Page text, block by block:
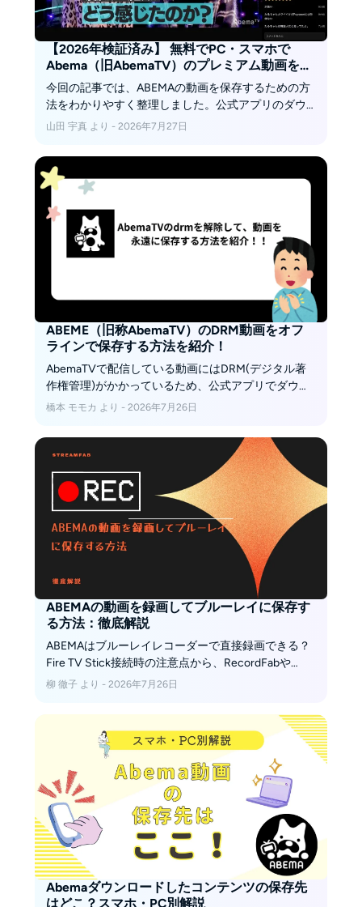
【2026年検証済み】 無料でPC・スマホで
Abema（旧AbemaTV）のプレミアム動画をダ
ウンロードする方法！無料のytーdlpも詳細手
順つき！
今回の記事では、ABEMAの動画を保存するための方
法をわかりやすく整理しました。公式アプリのダウ
ンロード機能から、無料で使えるフリーソフト、そ
特徴や注意点を客観的にまとめています。自分に合
った方法を知りたい方は、ぜひ参考にしてくださ
い。
山田 宇真 より - 2026年7月27日
ABEME（旧称AbemaTV）のDRM動画をオフ
ラインで保存する方法を紹介！
AbemaTVで配信している動画にはDRM(デジタル著
作権管理)がかかっているため、公式アプリでダウン
ロードした動画でも専用のプレーヤーでしか再生で
限、対象外作品、視聴期限を確認し、ABEMA動画を
PCへMP4形式で保存してオフライン視聴する方法も
紹介します。
橋本 モモカ より - 2026年7月26日
ABEMAの動画を録画してブルーレイに保存す
る方法：徹底解説
ABEMAはブルーレイレコーダーで直接録画できる？
Fire TV Stick接続時の注意点から、RecordFabや
StreamFabで動画をPCに保存し、DVDFabでBDへ書
柳 徹子 より - 2026年7月26日
Abemaダウンロードしたコンテンツの保存先
はどこ？スマホ・PC別解説